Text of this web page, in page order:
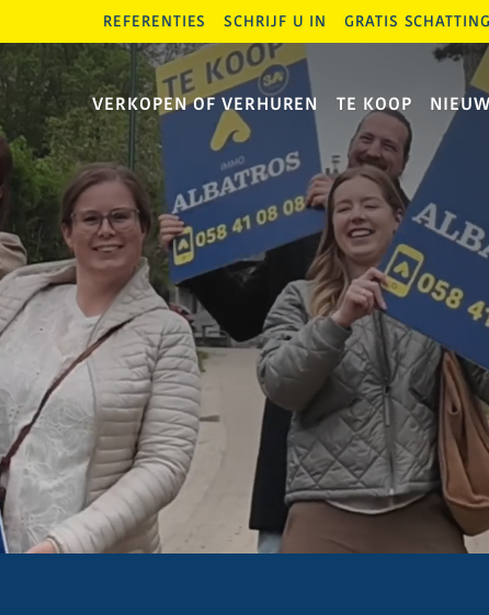
REFERENTIES SCHRIJF U IN GRATIS SCHATTING
VERKOPEN OF VERHUREN TE KOOP